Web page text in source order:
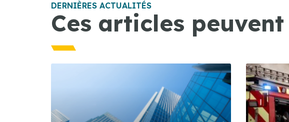
DERNIÈRES ACTUALITÉS
Ces articles